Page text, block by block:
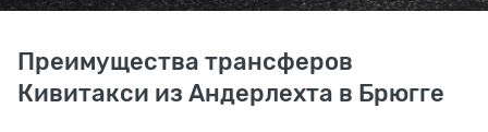
Преимущества трансферов
Кивитакси из Андерлехта в Брюгге